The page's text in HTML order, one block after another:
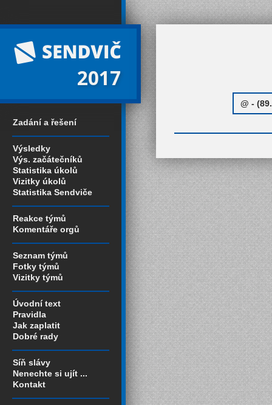
2017
Zadání a řešení
Výsledky
Výs. začátečníků
Statistika úkolů
Vizitky úkolů
Statistika Sendviče
Reakce týmů
Komentáře orgů
Seznam týmů
Fotky týmů
Vizitky týmů
Úvodní text
Pravidla
Jak zaplatit
Dobré rady
Síň slávy
Nenechte si ujít ...
Kontakt